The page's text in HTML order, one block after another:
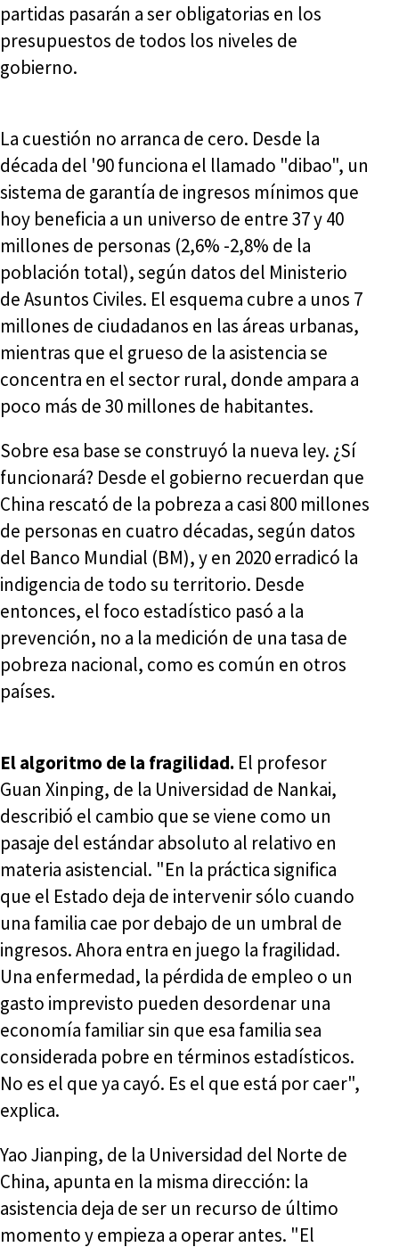
partidas pasarán a ser obligatorias en los
presupuestos de todos los niveles de
gobierno.
La cuestión no arranca de cero. Desde la
década del '90 funciona el llamado "dibao", un
sistema de garantía de ingresos mínimos que
hoy beneficia a un universo de entre 37 y 40
millones de personas (2,6% -2,8% de la
población total), según datos del Ministerio
de Asuntos Civiles. El esquema cubre a unos 7
millones de ciudadanos en las áreas urbanas,
mientras que el grueso de la asistencia se
concentra en el sector rural, donde ampara a
poco más de 30 millones de habitantes.
Sobre esa base se construyó la nueva ley. ¿Sí
funcionará? Desde el gobierno recuerdan que
China rescató de la pobreza a casi 800 millones
de personas en cuatro décadas, según datos
del Banco Mundial (BM), y en 2020 erradicó la
indigencia de todo su territorio. Desde
entonces, el foco estadístico pasó a la
prevención, no a la medición de una tasa de
pobreza nacional, como es común en otros
países.
El algoritmo de la fragilidad. El profesor
Guan Xinping, de la Universidad de Nankai,
describió el cambio que se viene como un
pasaje del estándar absoluto al relativo en
materia asistencial. "En la práctica significa
que el Estado deja de intervenir sólo cuando
una familia cae por debajo de un umbral de
ingresos. Ahora entra en juego la fragilidad.
Una enfermedad, la pérdida de empleo o un
gasto imprevisto pueden desordenar una
economía familiar sin que esa familia sea
considerada pobre en términos estadísticos.
No es el que ya cayó. Es el que está por caer",
explica.
Yao Jianping, de la Universidad del Norte de
China, apunta en la misma dirección: la
asistencia deja de ser un recurso de último
momento y empieza a operar antes. "El